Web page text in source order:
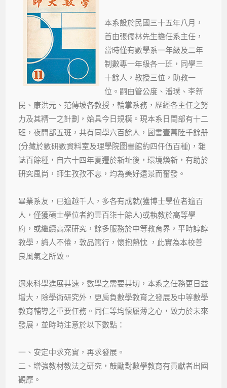
本系設於民國三十五年八月，
首由張儒林先生擔任系主任，
當時僅有數學系一年級及二年
制數專一年級各一班，同學三
十餘人，教授三位，助教一
位。嗣由管公度、潘璞、李新
民、康洪元、范傳坡各教授，輪掌系務，歷經各主任之努
力及其精一之計劃，始具今日規模。現本系日間部有十二
班，夜間部五班，共有同學六百餘人，圖書壹萬陸千餘册
(分藏於數研數資料室及理學院圖書館約四仟伍百種)，雜
誌百餘種，自六十四年夏遷於新址後，環境煥新，有助於
研究風尚，師生孜孜不息，均為美好遠景而奮發。
畢業系友，已逾越千人，多各有成就(獲博士學位者逾百
人，僅獲碩士學位者約壹百柒十餘人)或執教於高等學
府，或繼續高深研究，餘多服務於中等教育界，平時諄諄
教學，誨人不倦，敦品篤行，懷抱熱忱 ，此實為本校善
良風氣之所致。
邇來科學進展甚速，數學之需要甚切，本系之任務更日益
增大，除學術研究外，更肩負數學教育之發展及中等數學
教育輔導之重要任務。同仁等均懷履薄之心，致力於未來
發展，並時時注意於以下數點：
一、安定中求充實，再求發展。
二、增強教材教法之研究，鼓勵對數學教育有貢獻者出國
觀摩。